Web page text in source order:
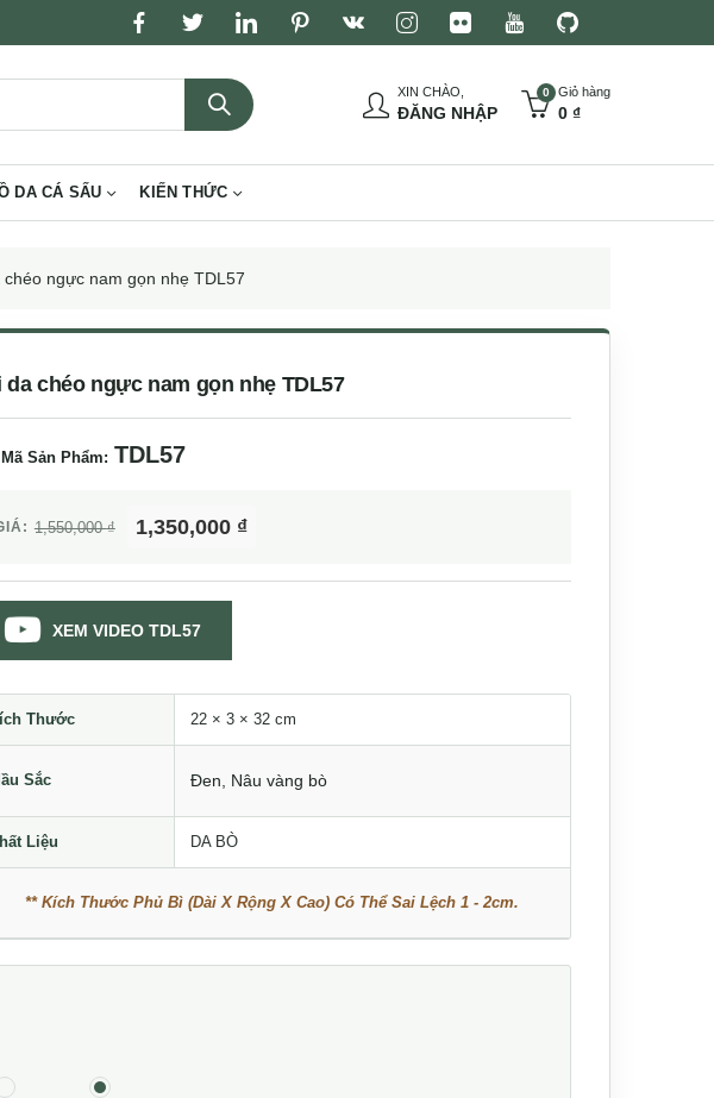
XIN CHÀO,
ĐĂNG NHẬP
0 Giỏ hàng
0 ₫
DA CÁ SẤU KIẾN THỨC
chéo ngực nam gọn nhẹ TDL57
da chéo ngực nam gọn nhẹ TDL57
Mã Sản Phẩm: TDL57
1,550,000₫ 1,350,000 ₫
XEM VIDEO TDL57
Thước 22 × 3 × 32 cm
Sắc Đen Nâu vàng bò
Liệu DA BÒ
** Kích Thước Phủ Bì (Dài X Rộng X Cao) Có Thể Sai Lệch 1 - 2cm.